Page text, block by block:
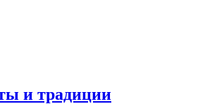
и традиции